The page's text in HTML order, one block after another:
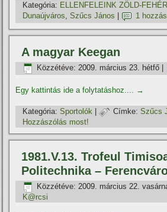
Kategória: ELLENFELEINK ZÖLD-
Dunaújváros,Szűcs János 1
A magyar Keegan
Közzétéve: 2009. március 23. hétfő
Egy kattintás ide a folytatáshoz.... →
Kategória: Sportolók | Címke: Szűcs
Hozzászólás most!
1981.V.13. Trofeul
Politechnika –
Közzétéve: 2009. március 22.
K@rcsi